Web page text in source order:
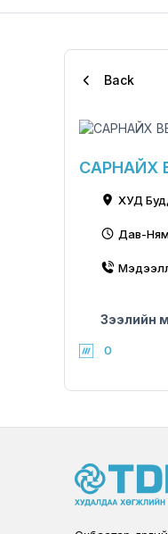
Back
САРНАЙХ
ХУД
Дав-
Зээлийн
0